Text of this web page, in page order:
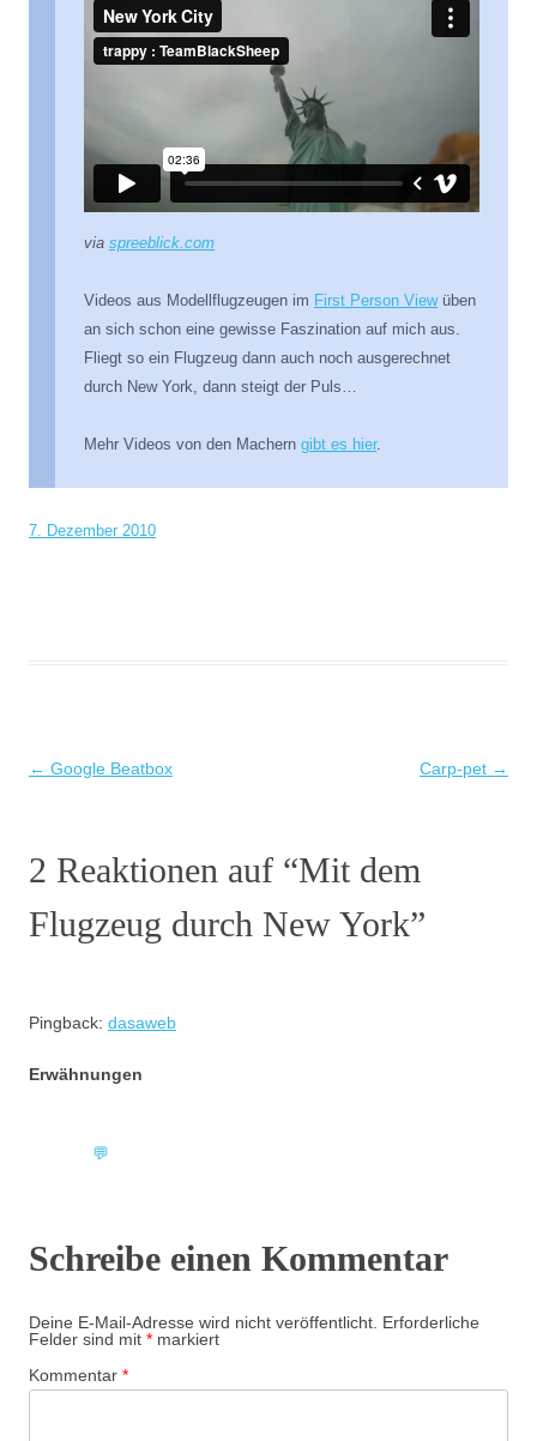
via spreeblick.com
Videos aus Modellflugzeugen im First Person Viewüben
an sich schon eine gewisse Faszination auf mich aus.
Fliegt so ein Flugzeug dann auch noch ausgerechnet
durch New York, dann steigt der Puls…
Mehr Videos von den Machern gibt es hier.
7. Dezember 2010
Beitragsnavigation
← Google Beatbox Carp-pet →
2 Reaktionen auf “Mit dem
Flugzeug durch New York”
Pingback: dasaweb
Erwähnungen
💬
Schreibe einen Kommentar
Deine E-Mail-Adresse wird nicht veröffentlicht. Erforderliche
Felder sind mit * markiert
Kommentar *